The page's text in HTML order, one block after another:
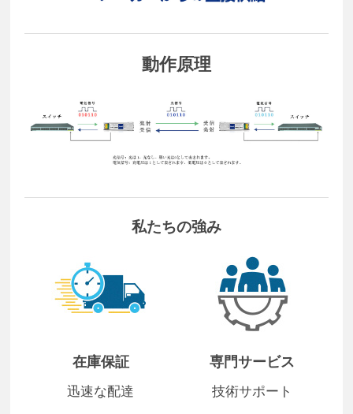
動作原理
私たちの強み
在庫保証
迅速な配達
専門サービス
技術サポート